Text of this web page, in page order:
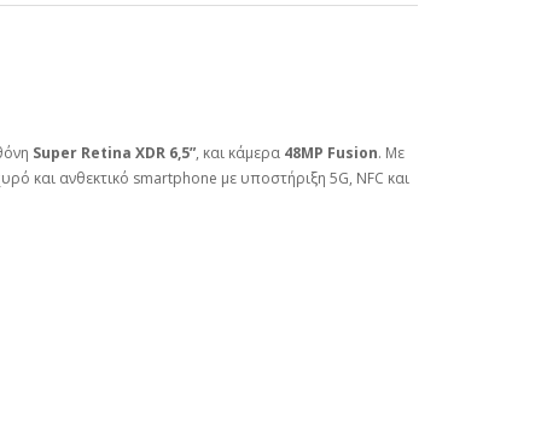
Super Retina XDR 6,5”, και κάμερα 48MP Fusion. Με
και ανθεκτικό smartphone με υποστήριξη 5G, NFC και